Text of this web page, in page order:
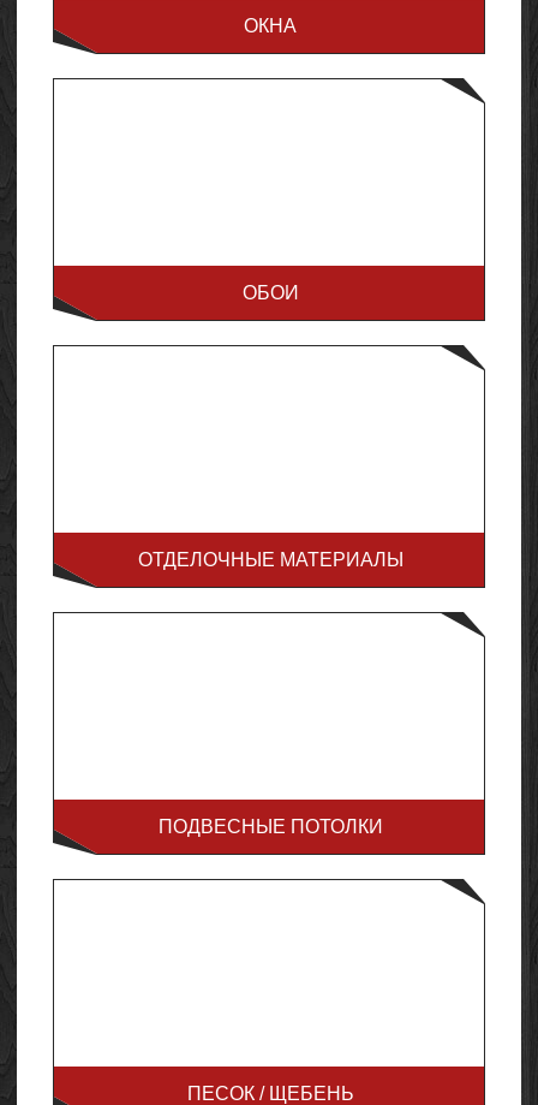
ОКНА
ОБОИ
ОТДЕЛОЧНЫЕ МАТЕРИАЛЫ
ПОДВЕСНЫЕ ПОТОЛКИ
ПЕСОК / ЩЕБЕНЬ